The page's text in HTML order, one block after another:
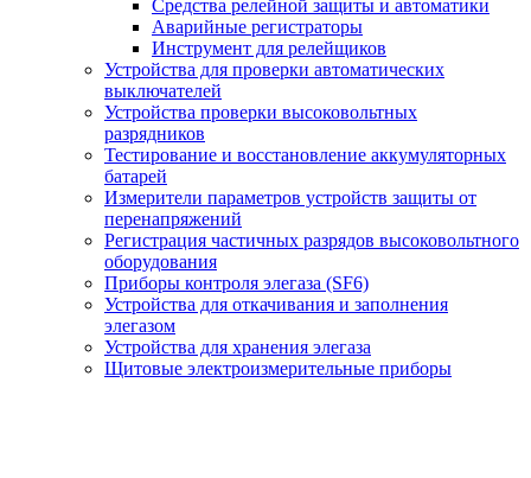
Средства релейной защиты и автоматики
Аварийные регистраторы
Инструмент для релейщиков
Устройства для проверки автоматических
выключателей
Устройства проверки высоковольтных
разрядников
Тестирование и восстановление аккумуляторных
батарей
Измерители параметров устройств защиты от
перенапряжений
Регистрация частичных разрядов высоковольтного
оборудования
Приборы контроля элегаза (SF6)
Устройства для откачивания и заполнения
элегазом
Устройства для хранения элегаза
Щитовые электроизмерительные приборы